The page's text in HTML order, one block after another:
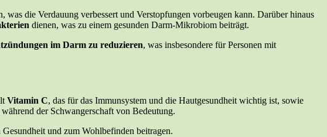
was die Verdauung verbessert und Verstopfungen vorbeugen kann. Darüber hinaus
dienen, was zu einem gesunden Darm-Mikrobiom beiträgt.
im Darm zu reduzieren, was insbesondere für Personen mit
Vitamin C, das für das Immunsystem und die Hautgesundheit wichtig ist, sowie
der Schwangerschaft von Bedeutung.
und zum Wohlbefinden beitragen.